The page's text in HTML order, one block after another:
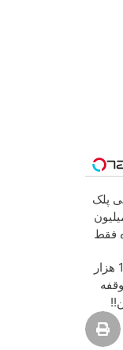
پلک
با 10 میلیون
فقط
با ماهی 100 هزار